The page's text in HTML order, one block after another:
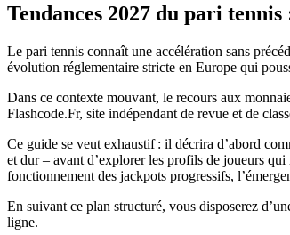
Tendances 2027 du pari
Le pari tennis connaît une accélération sans
évolution réglementaire stricte en Europe qui
Dans ce contexte mouvant, le recours aux
Flashcode.Fr, site indépendant de revue et de
Ce guide se veut exhaustif : il décrira d’abord
et dur – avant d’explorer les profils de joueurs
fonctionnement des jackpots progressifs,
En suivant ce plan structuré, vous disposerez
ligne.